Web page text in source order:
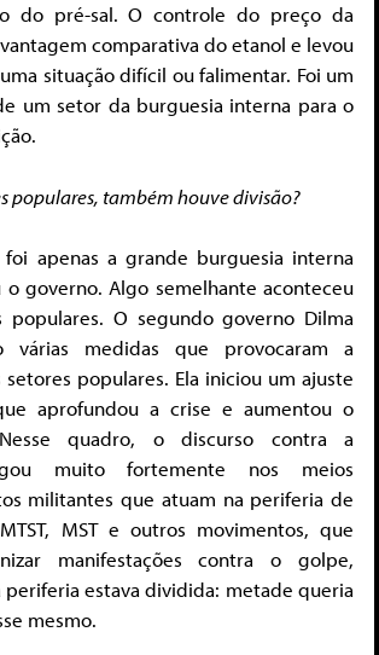
do pré-sal. O controle do preço da
comparativa do etanol e levou
situação difícil ou falimentar. Foi um
um setor da burguesia interna para o
populares, também houve divisão?
foi apenas a grande burguesia interna
o governo. Algo semelhante aconteceu
populares. O segundo governo Dilma
várias medidas que provocaram a
setores populares. Ela iniciou um ajuste
aprofundou a crise e aumentou o
quadro, o discurso contra a
muito fortemente nos meios
militantes que atuam na periferia de
MST e outros movimentos, que
manifestações contra o golpe,
periferia estava dividida: metade queria
mesmo.